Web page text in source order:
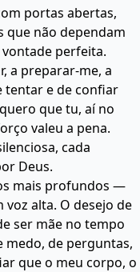
portas abertas,
que não dependam
perfeita.
a preparar-me, a
tentar e de confiar
que tu, aí no
valeu a pena.
cada
Deus.
mais profundos —
voz alta. O desejo de
ser mãe no tempo
medo, de perguntas,
que o meu corpo, o